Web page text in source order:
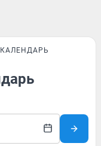
КАЛЕНДАРЬ